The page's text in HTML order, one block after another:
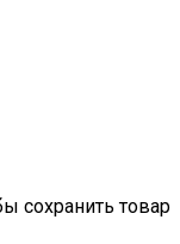
сохранить товар